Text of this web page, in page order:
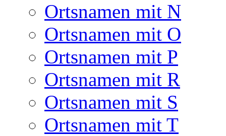
Ortsnamen mit N
Ortsnamen mit O
Ortsnamen mit P
Ortsnamen mit R
Ortsnamen mit S
Ortsnamen mit T